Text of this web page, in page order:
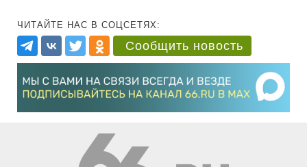
ЧИТАЙТЕ НАС В СОЦСЕТЯХ:
Сообщить новость